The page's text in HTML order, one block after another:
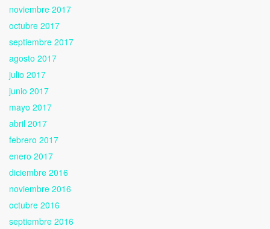
noviembre 2017
octubre 2017
septiembre 2017
agosto 2017
julio 2017
junio 2017
mayo 2017
abril 2017
febrero 2017
enero 2017
diciembre 2016
noviembre 2016
octubre 2016
septiembre 2016